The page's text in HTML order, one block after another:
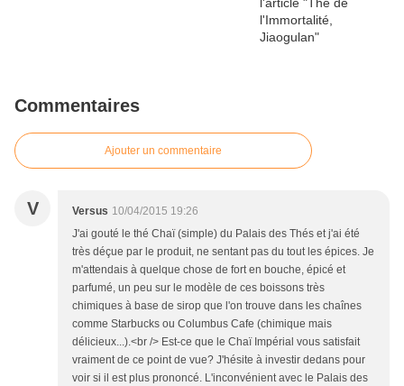
Commentaires
Ajouter un commentaire
V Versus 10/04/2015 19:26
J'ai gouté le thé Chaï (simple) du Palais des Thés et j'ai été
très déçue par le produit, ne sentant pas du tout les épices. Je
m'attendais à quelque chose de fort en bouche, épicé et
parfumé, un peu sur le modèle de ces boissons très
chimiques à base de sirop que l'on trouve dans les chaînes
comme Starbucks ou Columbus Cafe (chimique mais
délicieux...).<br /> Est-ce que le Chaï Impérial vous satisfait
vraiment de ce point de vue? J'hésite à investir dedans pour
voir si il est plus prononcé. L'inconvénient avec le Palais des